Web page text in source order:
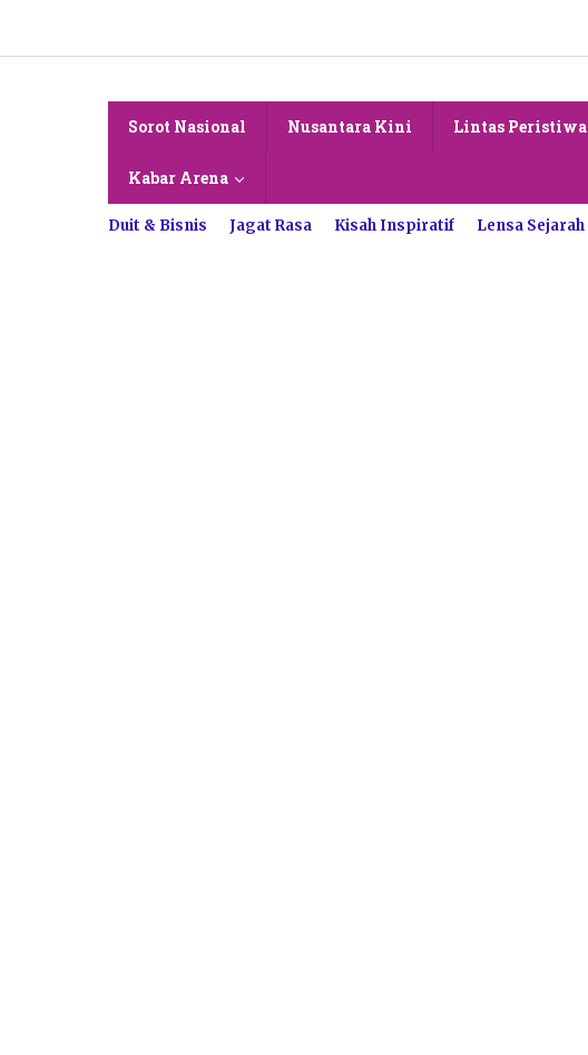
konten
Sorot Nasional Nusantara Kini Lintas Peristiwa
Kabar Arena
Duit & Bisnis Jagat Rasa Kisah Inspiratif Lensa Sejarah